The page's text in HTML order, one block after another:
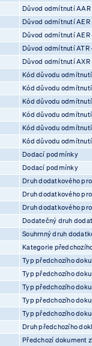
Důvod odmítnutí AAR
Důvod odmítnutí AER
Důvod odmítnutí AER
Důvod odmítnutí ATR
Důvod odmítnutí AXR
Kód důvodu
Kód důvodu
Kód důvodu
Kód důvodu
Kód důvodu
Kód důvodu
Dodací podmínky
Dodací podmínky
Druh dodatkového
Druh dodatkového
Druh dodatkového
Dodatečný druh
Souhrnný druh
Kategorie
Typ předchozího
Typ předchozího
Typ předchozího
Typ předchozího
Typ předchozího
Druh předchozího
Předchozí dokument